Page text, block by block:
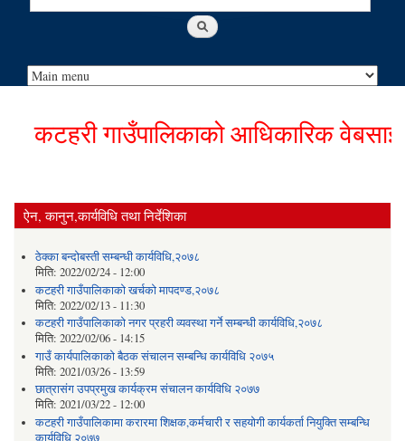
कटहरी गाउँपालिकाको आधिकारिक
ऐन, कानुन,कार्यविधि तथा निर्देशिका
ठेक्का बन्दोबस्ती सम्बन्धी कार्यविधि,२०७८
मिति: 2022/02/24 - 12:00
कटहरी गाउँपालिकाको खर्चको मापदण्ड,२०७८
मिति: 2022/02/13 - 11:30
कटहरी गाउँपालिकाको नगर प्रहरी व्यवस्था गर्ने सम्बन्धी कार्यविधि,२०७८
मिति: 2022/02/06 - 14:15
गाउँ कार्यपालिकाको बैठक संचालन सम्बन्धि कार्यविधि २०७५
मिति: 2021/03/26 - 13:59
छात्रासंग उपप्रमुख कार्यक्रम संचालन कार्यविधि २०७७
मिति: 2021/03/22 - 12:00
कटहरी गाउँपालिकामा करारमा शिक्षक,कर्मचारी र सहयोगी कार्यकर्ता नियुक्ति सम्बन्धि
कार्यविधि २०७७